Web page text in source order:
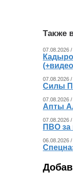
Также
07.08.2026
07.08.2026
Силы
07.08.2026
Апты
07.08.2026
ПВО за
06.08.2026